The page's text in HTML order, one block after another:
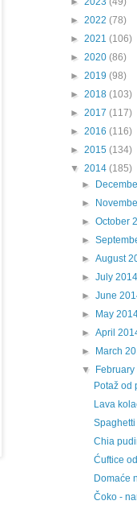
► 2022 (78)
► 2021 (106)
► 2020 (86)
► 2019 (98)
► 2018 (103)
► 2017 (117)
► 2016 (116)
► 2015 (134)
▼ 2014 (185)
►
►
►October
►
►August
►July
►June
►
May
►April
►
March
▼
Potaž od
Lava
Chia
Ćuftice
Domaće
Čoko -